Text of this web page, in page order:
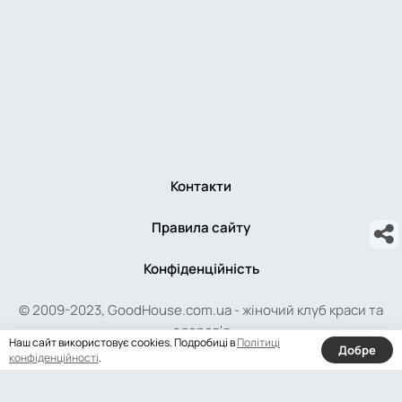
© 2009-2023, GoodHouse.com.ua - жіночий клуб краси та
здоров'я
Контакти
Правила сайту
Конфіденційність
Наш сайт використовує cookies. Подробиці вПолітиці
конфіденційності. Добре